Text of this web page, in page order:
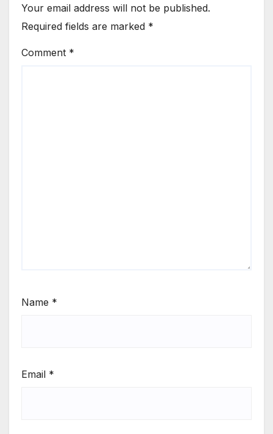
Your email address will not be published.
Required fields are marked *
Comment *
Name *
Email *